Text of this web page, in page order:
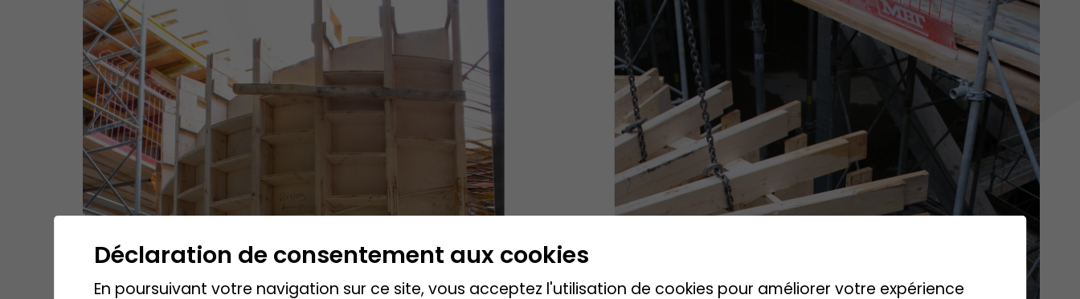
Déclaration de consentement aux cookies
En poursuivant votre navigation sur ce site, vous acceptez l'utilisation de cookies pour améliorer votre expérience